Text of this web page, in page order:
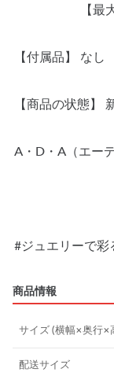
【最大幅
【付属品】 なし
【商品の状態】
A・D・A（エー
#ジュエリーで彩
商品情報
サイズ (横幅×奥行×
配送サイズ